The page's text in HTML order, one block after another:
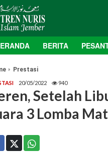
BERITA
Prestasi
20/05/2022 940
Setelah
3 Lomba